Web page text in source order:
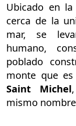
Ubicado en
cerca de la
mar, se
humano,
poblado
monte que
Saint Michel
mismo